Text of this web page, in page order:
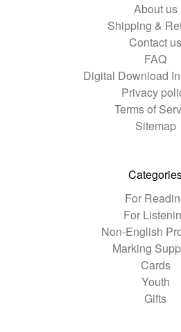
About us
Shipping &
Contact us
FAQ
Digital Download
Privacy
Terms of
Sitemap
For
For
Non-English
Marking
Cards
Youth
Gifts